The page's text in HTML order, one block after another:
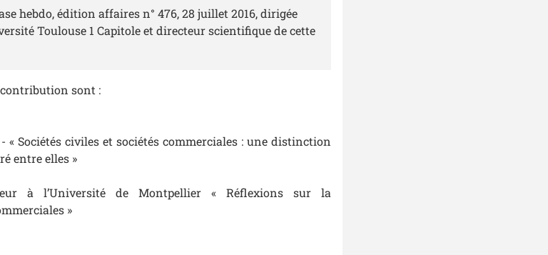
hebdo, édition affaires n° 476, 28 juillet 2016, dirigée
Toulouse 1 Capitole et directeur scientifique de cette
sont :
Sociétés civiles et sociétés commerciales : une distinction
entre elles »
à l’Université de Montpellier « Réflexions sur la
»